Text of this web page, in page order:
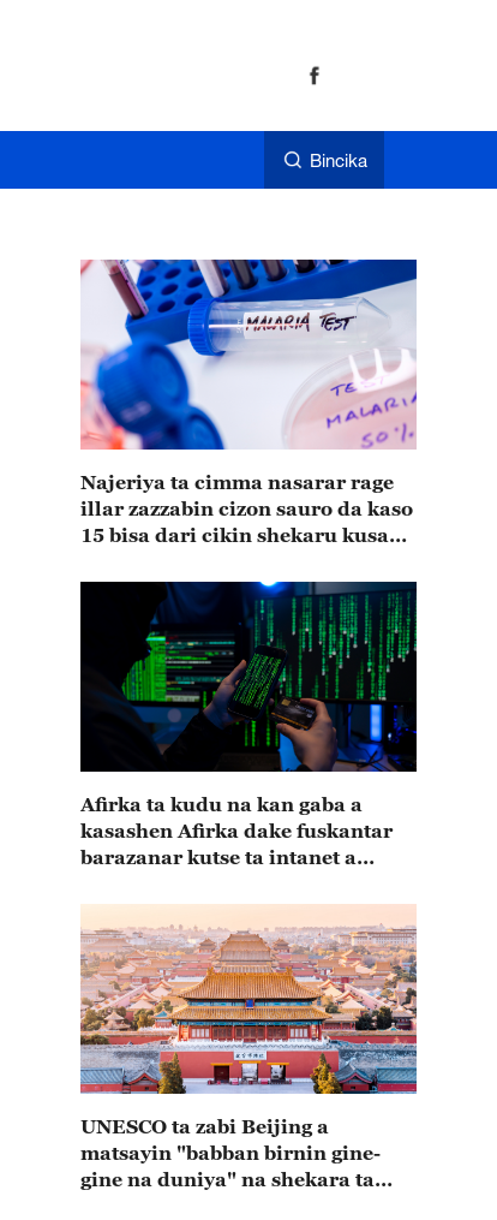
Bincika
Najeriya ta cimma nasarar rage
illar zazzabin cizon sauro da kaso
15 bisa dari cikin shekaru kusan
Afirka ta kudu na kan gaba a
kasashen Afirka dake fuskantar
barazanar kutse ta intanet a
UNESCO ta zabi Beijing a
matsayin "babban birnin gine-
gine na duniya" na shekara ta